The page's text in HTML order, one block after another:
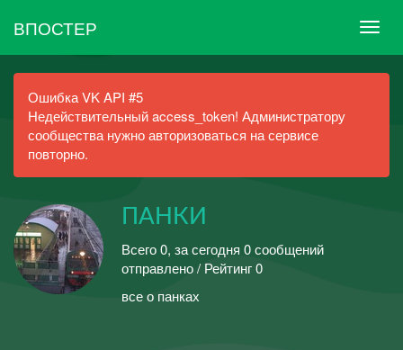
ВПОСТЕР
Ошибка VK API #5
Недействительный access_token! Администратору
сообщества нужно авторизоваться на сервисе
повторно.
ПАНКИ
Всего 0, за сегодня 0 сообщений
отправлено / Рейтинг 0
все о панках